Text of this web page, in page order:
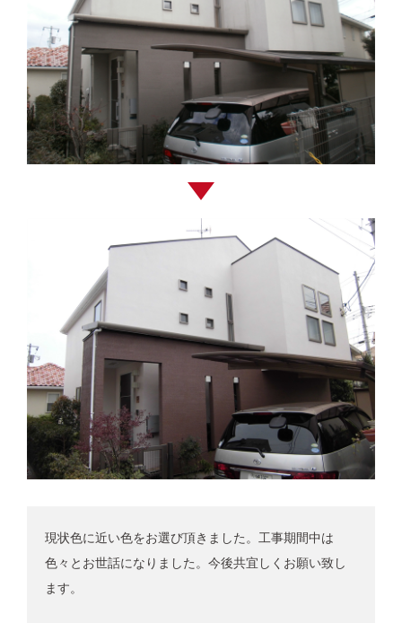
現状色に近い色をお選び頂きました。工事期間中は
色々とお世話になりました。今後共宜しくお願い致し
ます。